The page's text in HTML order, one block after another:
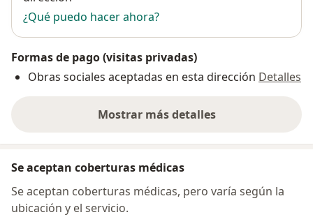
¿Qué puedo hacer ahora?
Formas de pago (visitas privadas)
Obras sociales aceptadas en esta dirección Detalles
Mostrar más detalles
sobre la dirección
Se aceptan coberturas médicas
Se aceptan coberturas médicas, pero varía según la
ubicación y el servicio.